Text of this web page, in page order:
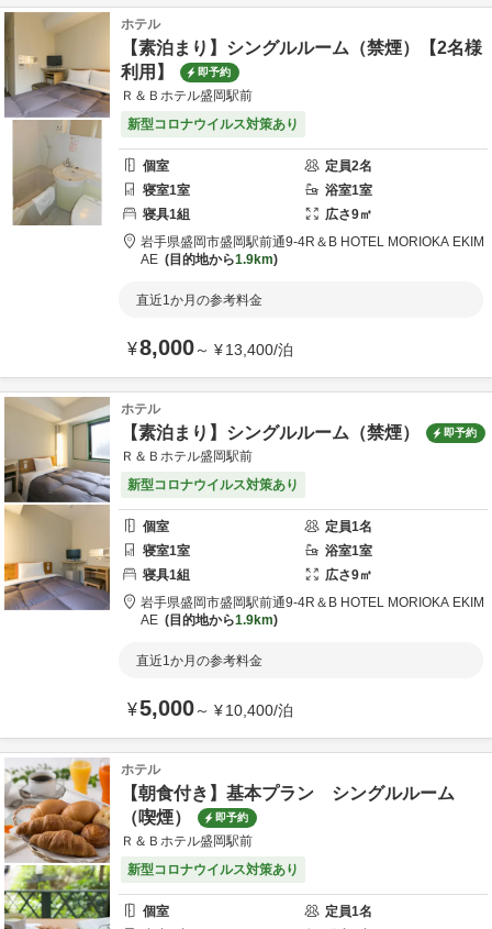
ホテル
【素泊まり】シングルルーム（禁煙）【2名様
利用】
即予約
Ｒ＆Ｂホテル盛岡駅前
新型コロナウイルス対策あり
個室 定員2名
寝室1室 浴室1室
寝具1組 広さ9㎡
岩手県盛岡市盛岡駅前通9-4R＆B HOTEL MORIOKA EKIM
AE
目的地から1.9km
直近1か月の参考料金
¥8,000～ ¥13,400/泊
ホテル
【素泊まり】シングルルーム（禁煙） 即予約
Ｒ＆Ｂホテル盛岡駅前
新型コロナウイルス対策あり
個室 定員1名
寝室1室 浴室1室
寝具1組 広さ9㎡
岩手県盛岡市盛岡駅前通9-4R＆B HOTEL MORIOKA EKIM
AE
目的地から1.9km
直近1か月の参考料金
¥5,000～ ¥10,400/泊
ホテル
【朝食付き】基本プラン シングルルーム
（喫煙）
即予約
Ｒ＆Ｂホテル盛岡駅前
新型コロナウイルス対策あり
個室 定員1名